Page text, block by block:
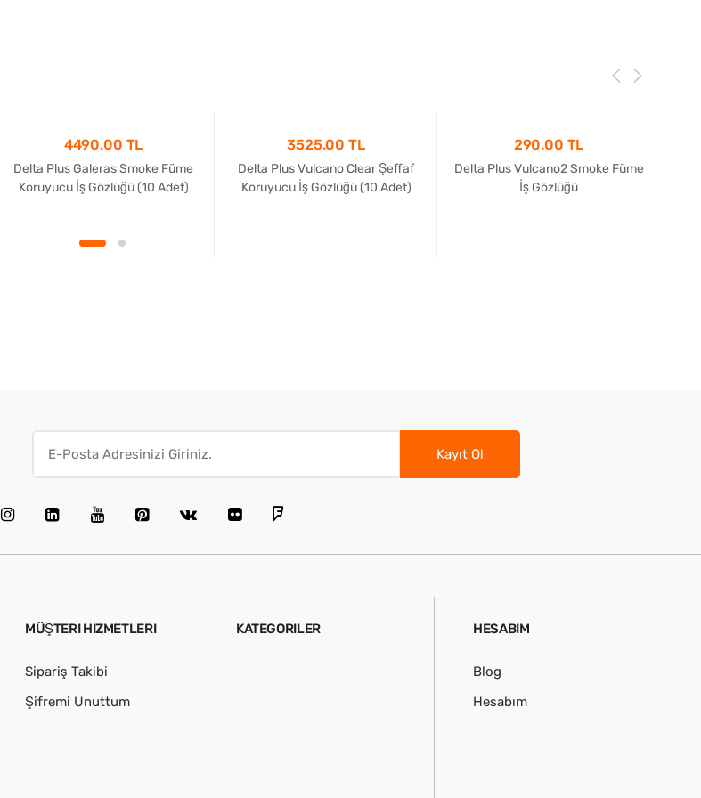
4490.00 TL
Delta Plus Galeras Smoke Füme
Koruyucu İş Gözlüğü (10 Adet)
3525.00 TL
Delta Plus Vulcano Clear Şeffaf
Koruyucu İş Gözlüğü (10 Adet)
290.00 TL
Delta Plus Vulcano2 Smoke Füme
İş Gözlüğü
Kayıt Ol
MÜŞTERI HIZMETLERI
Sipariş Takibi
Şifremi Unuttum
KATEGORILER HESABIM
Blog
Hesabım